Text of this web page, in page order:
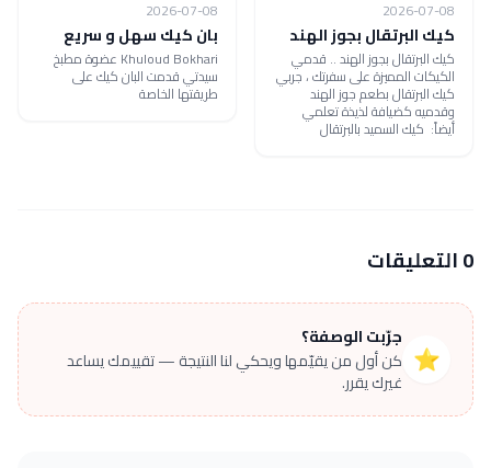
2026-07-08
كيك البرتقال بجوز الهند
كيك البرتقال بجوز الهند .. قدمي
الكيكات المميزة على سفرتك ، جربي
كيك البرتقال بطعم جوز الهند
وقدميه كضيافة لذيذة تعلمي
أيضاً: كيك السميد بالبرتقال
2026-07-08
بان كيك سهل و سريع
Khuloud Bokhari عضوة مطبخ
سيدتي قدمت البان كيك على
طريقتها الخاصة
0 التعليقات
⭐
جرّبت الوصفة؟
كن أول من يقيّمها ويحكي لنا النتيجة — تقييمك يساعد
غيرك يقرر.